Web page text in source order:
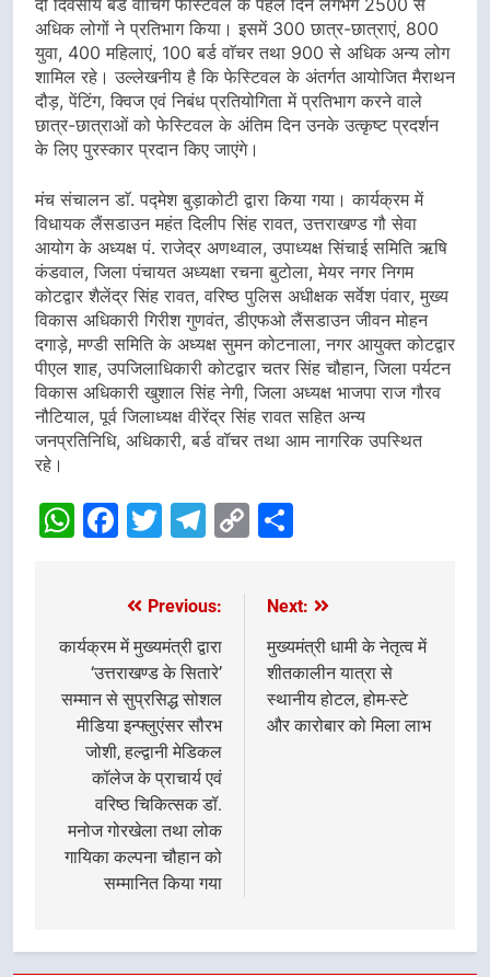
अधिक लोगों ने प्रतिभाग किया। इसमें 300 छात्र-छात्राएं, 800
युवा, 400 महिलाएं, 100 बर्ड वाॅचर तथा 900 से अधिक अन्य लोग
शामिल रहे। उल्लेखनीय है कि फेस्टिवल के अंतर्गत आयोजित मैराथन
दौड़, पेंटिंग, क्विज एवं निबंध प्रतियोगिता में प्रतिभाग करने वाले
छात्र-छात्राओं को फेस्टिवल के अंतिम दिन उनके उत्कृष्ट प्रदर्शन
के लिए पुरस्कार प्रदान किए जाएंगे।
मंच संचालन डाॅ. पद्मेश बुड़ाकोटी द्वारा किया गया। कार्यक्रम में
विधायक लैंसडाउन महंत दिलीप सिंह रावत, उत्तराखण्ड गौ सेवा
आयोग के अध्यक्ष पं. राजेद्र अणथ्वाल, उपाध्यक्ष सिंचाई समिति ऋषि
कंडवाल, जिला पंचायत अध्यक्षा रचना बुटोला, मेयर नगर निगम
कोटद्वार शैलेंद्र सिंह रावत, वरिष्ठ पुलिस अधीक्षक सर्वेश पंवार, मुख्य
विकास अधिकारी गिरीश गुणवंत, डीएफओ लैंसडाउन जीवन मोहन
दगाड़े, मण्डी समिति के अध्यक्ष सुमन कोटनाला, नगर आयुक्त कोटद्वार
पीएल शाह, उपजिलाधिकारी कोटद्वार चतर सिंह चौहान, जिला पर्यटन
विकास अधिकारी खुशाल सिंह नेगी, जिला अध्यक्ष भाजपा राज गौरव
नौटियाल, पूर्व जिलाध्यक्ष वीरेंद्र सिंह रावत सहित अन्य
जनप्रतिनिधि, अधिकारी, बर्ड वॉचर तथा आम नागरिक उपस्थित
रहे।
WhatsApp
Facebook
Twitter
Telegram
Copy
navigation
Previous:
कार्यक्रम में मुख्यमंत्री द्वारा
‘उत्तराखण्ड के सितारे’
सम्मान से सुप्रसिद्ध सोशल
मीडिया इन्फ्लुएंसर सौरभ
जोशी, हल्द्वानी मेडिकल
कॉलेज के प्राचार्य एवं
वरिष्ठ चिकित्सक डॉ.
मनोज गोरखेला तथा लोक
गायिका कल्पना चौहान को
सम्मानित किया गया
Next:
मुख्यमंत्री धामी के नेतृत्व में
शीतकालीन यात्रा से
स्थानीय होटल, होम-स्टे
और कारोबार को मिला लाभ